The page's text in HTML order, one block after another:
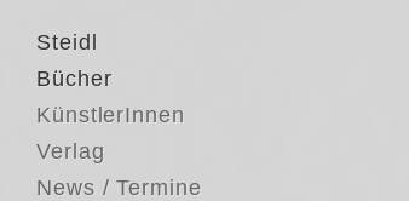
Steidl
Bücher
KünstlerInnen
Verlag
News / Termine